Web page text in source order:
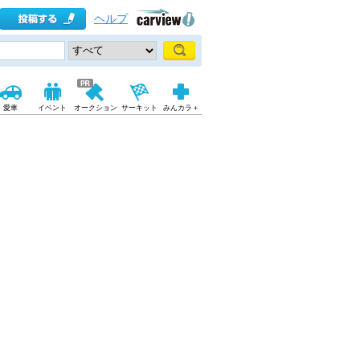
ヘルプ
愛車 イベント オークション サーキット みんカラ＋